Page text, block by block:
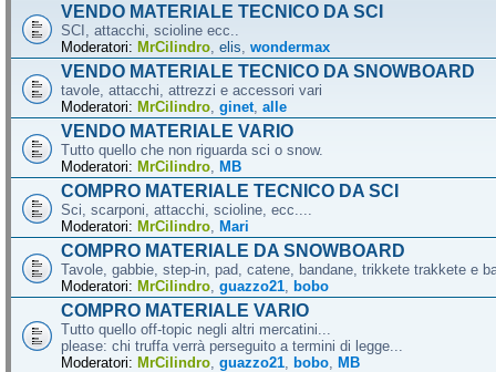
VENDO MATERIALE TECNICO DA SCI
SCI, attacchi, scioline ecc..
Moderatori: MrCilindro elis wondermax
VENDO MATERIALE TECNICO DA SNOWBOARD
tavole, attacchi, attrezzi e accessori vari
Moderatori: MrCilindro ginet alle
VENDO MATERIALE VARIO
Tutto quello che non riguarda sci o snow.
Moderatori: MrCilindro MB
COMPRO MATERIALE TECNICO DA SCI
Sci, scarponi, attacchi, scioline, ecc....
Moderatori: MrCilindro Mari
COMPRO MATERIALE DA SNOWBOARD
Tavole, gabbie, step-in, pad, catene, bandane, trikkete trakkete e
Moderatori: MrCilindro guazzo21 bobo
COMPRO MATERIALE VARIO
Tutto quello off-topic negli altri mercatini...
please: chi truffa verrà perseguito a termini di legge...
Moderatori: MrCilindro guazzo21 bobo MB